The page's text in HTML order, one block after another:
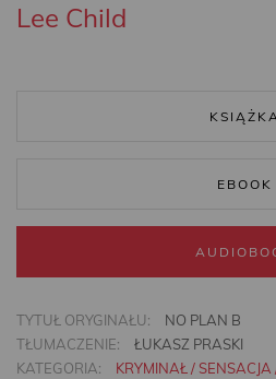
Lee Child
EBOOK
TYTUŁ ORYGINAŁU:
NO PLAN B
TŁUMACZENIE:
ŁUKASZ PRASKI
KATEGORIA:
KRYMINAŁ / SENSACJA